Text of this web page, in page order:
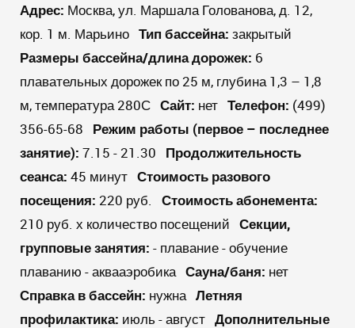
Адрес: Москва, ул. Маршала Голованова, д. 12,
кор. 1 м. Марьино Тип бассейна: закрытый
Размеры бассейна/длина дорожек: 6
плавательных дорожек по 25 м, глубина 1,3 – 1,8
м, температура 280С Сайт: нет Телефон: (499)
356-65-68 Режим работы (первое – последнее
занятие): 7.15 - 21.30 Продолжительность
сеанса: 45 минут Стоимость разового
посещения: 220 руб. Стоимость абонемента:
210 руб. х количество посещений Секции,
групповые занятия: - плавание - обучение
плаванию - аквааэробика Сауна/баня: нет
Справка в бассейн: нужна Летняя
профилактика: июль - август Дополнительные